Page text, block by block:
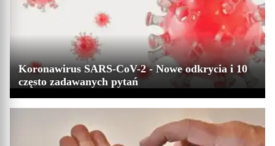
Koronawirus SARS-CoV-2 - Nowe odkrycia i 10
często zadawanych pytań